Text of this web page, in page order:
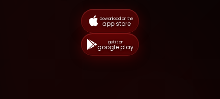
dowanload on the
app store
get it on
google play